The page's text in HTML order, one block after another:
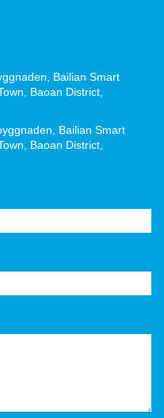
Bailian Smart
Baoan District,
Bailian Smart
Baoan District,